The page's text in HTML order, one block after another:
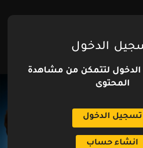
الدخول
لتتمكن من مشاهدة
المحتوى
تسجيل الدخول
انشاء حساب